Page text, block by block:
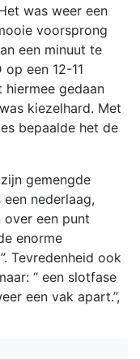
was weer een
voorsprong
een minuut te
een 12-11
gedaan
kiezelhard. Met
bepaalde het de
gemengde
nederlaag,
een punt
enorme
Tevredenheid ook
“ een slotfase
een vak apart.”,